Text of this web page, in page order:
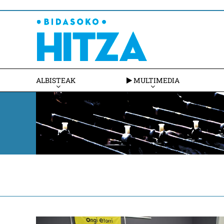
ALBISTEAK MULTIMEDIA